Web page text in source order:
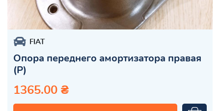
FIAT
Опора переднего амортизатора правая
(Р)
1365.00 ₴